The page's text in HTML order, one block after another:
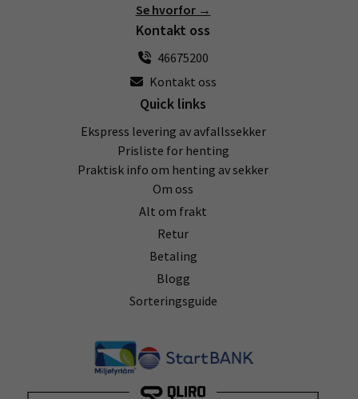
Se hvorfor →
Kontakt oss
46675200
Kontakt oss
Quick links
Ekspress levering av avfallssekker
Prisliste for henting
Praktisk info om henting av sekker
Om oss
Alt om frakt
Retur
Betaling
Blogg
Sorteringsguide